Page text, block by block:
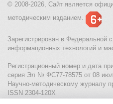
© 2008-2026, Сайт является
методическим изданием.
Зарегистрирован в Федеральной
информационных технологий и
Регистрационный номер и дата
серия Эл № ФС77-78575 от 08
Научно-методическому журналу
ISSN 2304-120X